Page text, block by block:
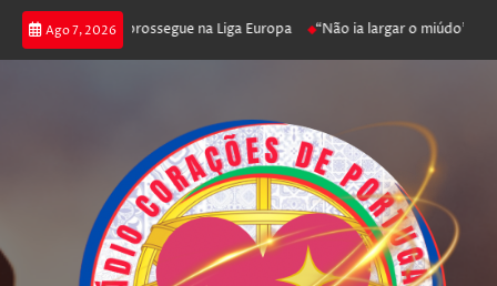
Ago 7, 2026
joga poker e prossegue na Liga Europa “Não ia largar o miúdo”.